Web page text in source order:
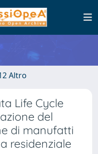
Altro
Life Cycle
del
di manufatti
residenziale